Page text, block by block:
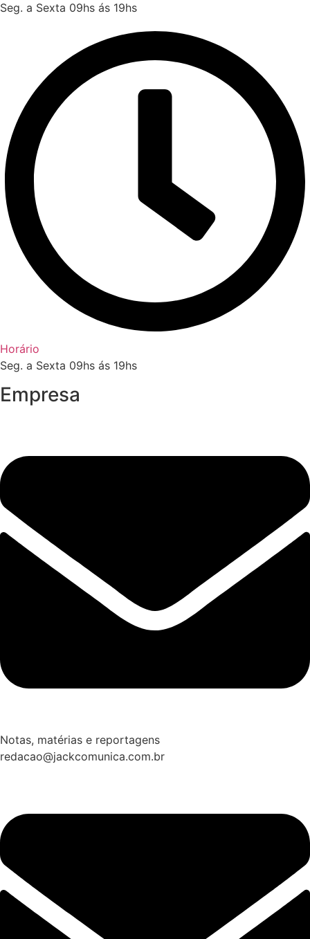
Seg. a Sexta 09hs ás 19hs
Horário
Seg. a Sexta 09hs ás 19hs
Empresa
Notas, matérias e reportagens
redacao@jackcomunica.com.br